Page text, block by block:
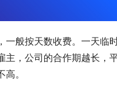
一般按天数收费。一天
主，公司的合作期越长
。